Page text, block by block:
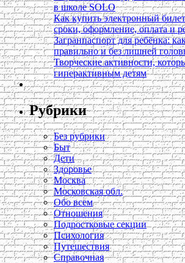
в школе SOLO
Как купить электронный
сроки, оформление, оплата и
Загранпаспорт для ребёнка:
правильно и без лишней
Творческие активности,
гиперактивным детям
Рубрики
Без рубрики
Быт
Дети
Здоровье
Москва
Московская обл.
Обо всем
Отношения
Подростковые секции
Психология
Путешествия
Справочная